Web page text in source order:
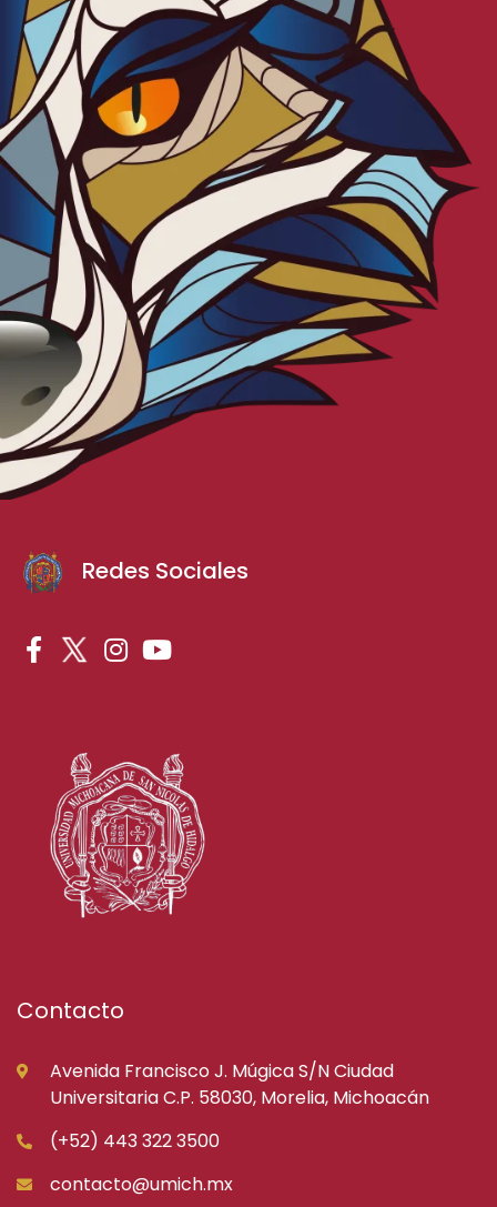
Redes Sociales
Contacto
Avenida Francisco J. Múgica S/N Ciudad
Universitaria C.P. 58030, Morelia, Michoacán
(+52) 443 322 3500
contacto@umich.mx